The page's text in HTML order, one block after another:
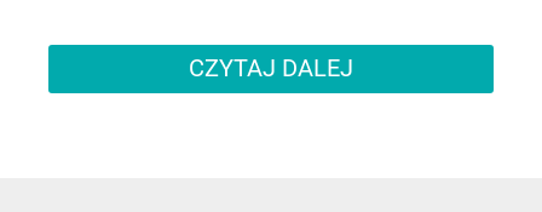
CZYTAJ DALEJ